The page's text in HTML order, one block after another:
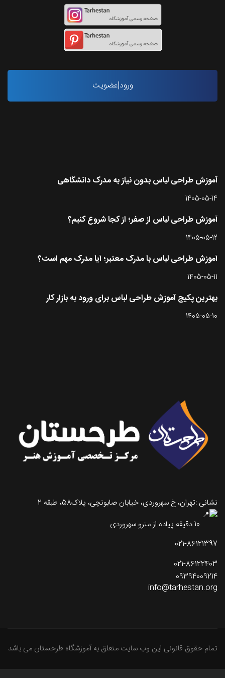
ورود|عضویت
آموزش طراحی لباس بدون نیاز به مدرک دانشگاهی
1405-05-14
آموزش طراحی لباس از صفر؛ از کجا شروع کنیم؟
1405-05-12
آموزش طراحی لباس با مدرک معتبر؛ آیا مدرک مهم است؟
1405-05-11
بهترین پکیج آموزش طراحی لباس برای ورود به بازار کار
1405-05-10
نشانی :تهران، خ سهروردی، خیابان صابونچی، پلاک58، طبقه 2
021-86121397
021-86122403
09394009214
info@tarhestan.org
تمام حقوق قانونی این وب سایت متعلق به آموزشگاه طرحستان می باشد